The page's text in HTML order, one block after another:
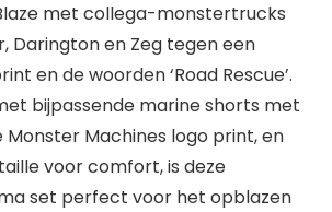
met collega-monstertrucks
Darington en Zeg tegen een
en de woorden ‘Road Rescue’.
bijpassende marine shorts met
Monster Machines logo print, en
voor comfort, is deze
set perfect voor het opblazen